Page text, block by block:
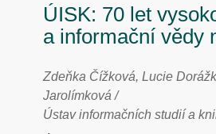
ÚISK: 70 let
a informační vědy
Zdeňka Čížková, Lucie
Jarolímková /
Ústav informačních studií a